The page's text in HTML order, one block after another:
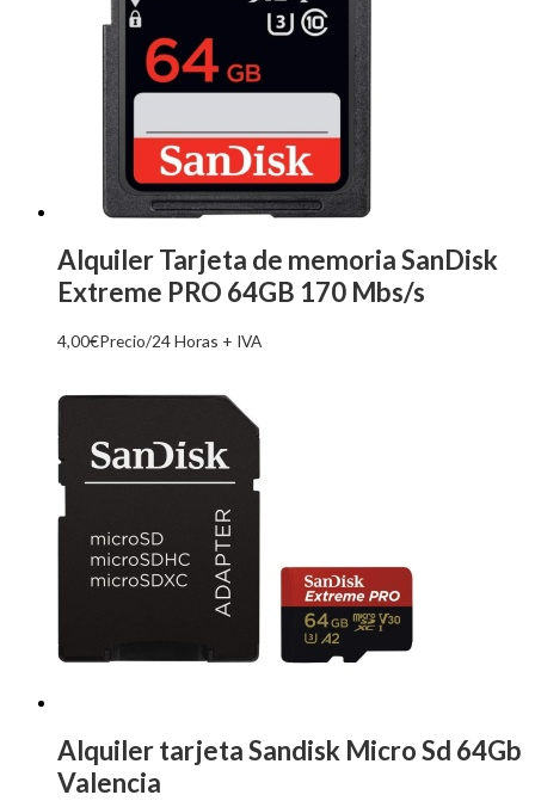
Alquiler Tarjeta de memoria SanDisk
Extreme PRO 64GB 170 Mbs/s
4,00€Precio/24 Horas + IVA
Alquiler tarjeta Sandisk Micro Sd 64Gb
Valencia